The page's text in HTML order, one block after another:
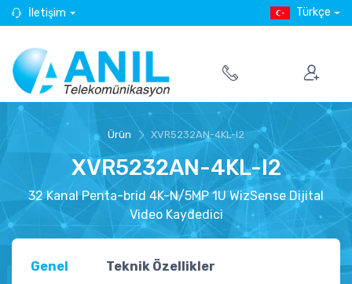
İletişim Türkçe
Ürün XVR5232AN-4KL-I2
XVR5232AN-4KL-I2
32 Kanal Penta-brid 4K-N/5MP 1U WizSense Dijital
Video Kaydedici
Genel Teknik Özellikler